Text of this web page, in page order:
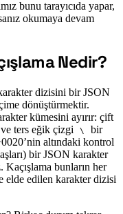
bunu tarayıcıda yapar,
okumaya devam
Nedir?
dizisini bir JSON
dönüştürmektir.
kümesini ayırır: çift
ve ters eğik çizgi \
bir
altındaki kontrol
bir JSON karakter
bunların her
edilen karakter dizisi